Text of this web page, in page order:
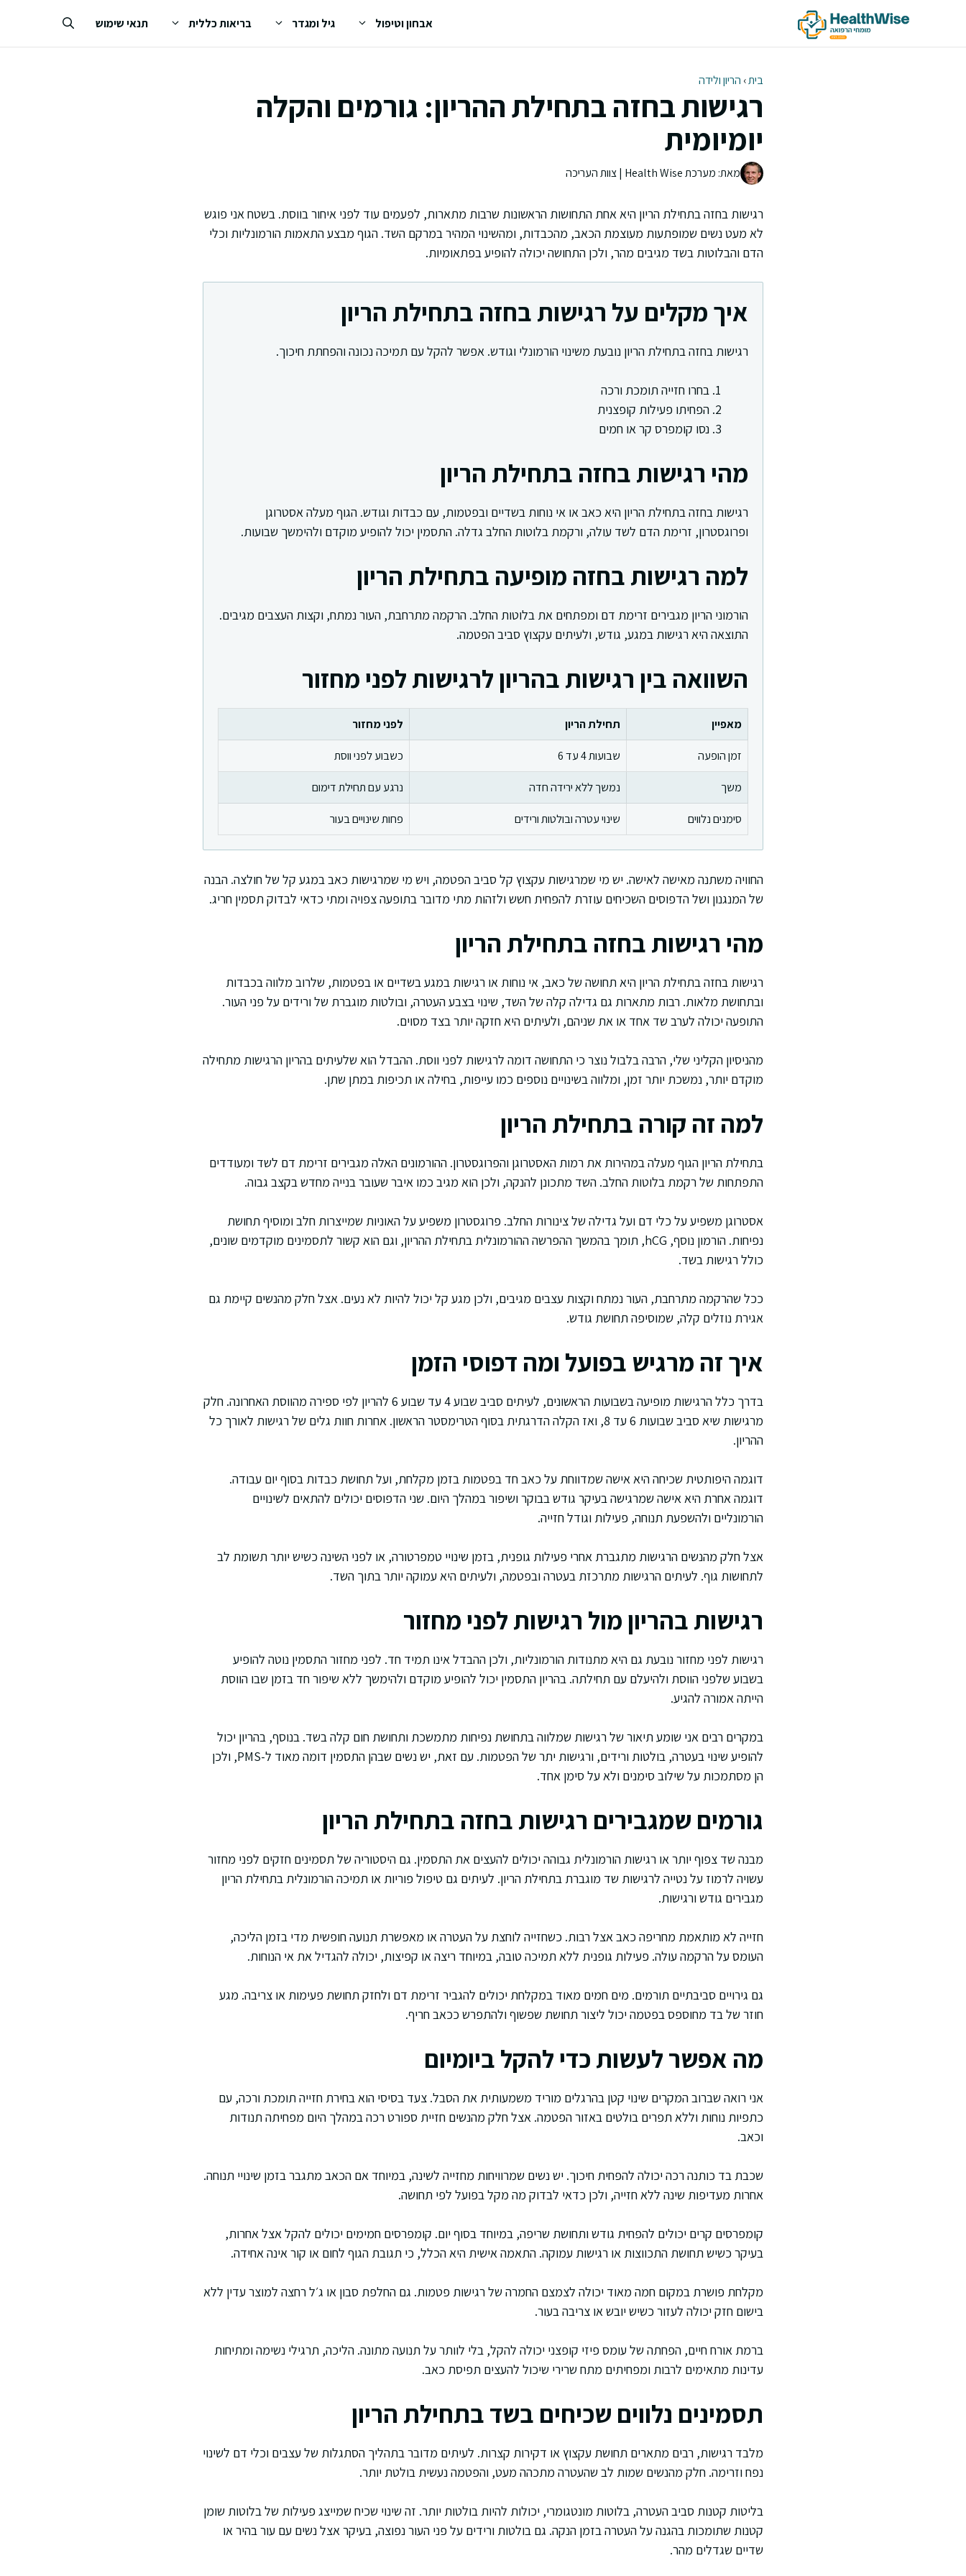
אבחון וטיפול גיל ומגדר בריאות כללית תנאי שימוש
בית› הריון ולידה
רגישות בחזה בתחילת ההריון: גורמים והקלה
יומיומית
מאת: מערכת Health Wise | צוות העריכה
רגישות בחזה בתחילת הריון היא אחת התחושות הראשונות שרבות מתארות, לפעמים עוד לפני איחור בווסת. בשטח אני פוגש
לא מעט נשים שמופתעות מעוצמת הכאב, מהכבדות, ומהשינוי המהיר במרקם השד. הגוף מבצע התאמות הורמונליות וכלי
הדם והבלוטות בשד מגיבים מהר, ולכן התחושה יכולה להופיע בפתאומיות.
איך מקלים על רגישות בחזה בתחילת הריון
רגישות בחזה בתחילת הריון נובעת משינוי הורמונלי וגודש. אפשר להקל עם תמיכה נכונה והפחתת חיכוך.
בחרו חזייה תומכת ורכה
הפחיתו פעילות קופצנית
נסו קומפרס קר או חמים
מהי רגישות בחזה בתחילת הריון
רגישות בחזה בתחילת הריון היא כאב או אי נוחות בשדיים ובפטמות, עם כבדות וגודש. הגוף מעלה אסטרוגן
ופרוגסטרון, זרימת הדם לשד עולה, ורקמת בלוטות החלב גדלה. התסמין יכול להופיע מוקדם ולהימשך שבועות.
למה רגישות בחזה מופיעה בתחילת הריון
הורמוני הריון מגבירים זרימת דם ומפתחים את בלוטות החלב. הרקמה מתרחבת, העור נמתח, וקצות העצבים מגיבים.
התוצאה היא רגישות במגע, גודש, ולעיתים עקצוץ סביב הפטמה.
השוואה בין רגישות בהריון לרגישות לפני מחזור
מאפיין תחילת הריון
לפני מחזור
זמן הופעה
שבועות 4 עד 6
כשבוע לפני ווסת
משך
נמשך ללא ירידה חדה
נרגע עם תחילת דימום
סימנים נלווים
שינוי עטרה ובולטות ורידים פחות שינויים בעור
החוויה משתנה מאישה לאישה. יש מי שמרגישות עקצוץ קל סביב הפטמה, ויש מי שמרגישות כאב במגע קל של חולצה. הבנה
של המנגנון ושל הדפוסים השכיחים עוזרת להפחית חשש ולזהות מתי מדובר בתופעה צפויה ומתי כדאי לבדוק תסמין חריג.
מהי רגישות בחזה בתחילת הריון
רגישות בחזה בתחילת הריון היא תחושה של כאב, אי נוחות או רגישות במגע בשדיים או בפטמות, שלרוב מלווה בכבדות
ובתחושת מלאות. רבות מתארות גם גדילה קלה של השד, שינוי בצבע העטרה, ובולטות מוגברת של ורידים על פני העור.
התופעה יכולה לערב שד אחד או את שניהם, ולעיתים היא חזקה יותר בצד מסוים.
מהניסיון הקליני שלי, הרבה בלבול נוצר כי התחושה דומה לרגישות לפני ווסת. ההבדל הוא שלעיתים בהריון הרגישות מתחילה
מוקדם יותר, נמשכת יותר זמן, ומלווה בשינויים נוספים כמו עייפות, בחילה או תכיפות במתן שתן.
למה זה קורה בתחילת הריון
בתחילת הריון הגוף מעלה במהירות את רמות האסטרוגן והפרוגסטרון. ההורמונים האלה מגבירים זרימת דם לשד ומעודדים
התפתחות של רקמת בלוטות החלב. השד מתכונן להנקה, ולכן הוא מגיב כמו איבר שעובר בנייה מחדש בקצב גבוה.
אסטרוגן משפיע על כלי דם ועל גדילה של צינורות החלב. פרוגסטרון משפיע על האוניות שמייצרות חלב ומוסיף תחושת
נפיחות. הורמון נוסף, hCG, תומך בהמשך ההפרשה ההורמונלית בתחילת ההריון, וגם הוא קשור לתסמינים מוקדמים שונים,
כולל רגישות בשד.
ככל שהרקמה מתרחבת, העור נמתח וקצות עצבים מגיבים, ולכן מגע קל יכול להיות לא נעים. אצל חלק מהנשים קיימת גם
אגירת נוזלים קלה, שמוסיפה תחושת גודש.
איך זה מרגיש בפועל ומה דפוסי הזמן
בדרך כלל הרגישות מופיעה בשבועות הראשונים, לעיתים סביב שבוע 4 עד שבוע 6 להריון לפי ספירה מהווסת האחרונה. חלק
מרגישות שיא סביב שבועות 6 עד 8, ואז הקלה הדרגתית בסוף הטרימסטר הראשון. אחרות חוות גלים של רגישות לאורך כל
ההריון.
דוגמה היפותטית שכיחה היא אישה שמדווחת על כאב חד בפטמות בזמן מקלחת, ועל תחושת כבדות בסוף יום עבודה.
דוגמה אחרת היא אישה שמרגישה בעיקר גודש בבוקר ושיפור במהלך היום. שני הדפוסים יכולים להתאים לשינויים
הורמונליים ולהשפעת תנוחה, פעילות וגודל חזייה.
אצל חלק מהנשים הרגישות מתגברת אחרי פעילות גופנית, בזמן שינויי טמפרטורה, או לפני השינה כשיש יותר תשומת לב
לתחושות גוף. לעיתים הרגישות מתרכזת בעטרה ובפטמה, ולעיתים היא עמוקה יותר בתוך השד.
רגישות בהריון מול רגישות לפני מחזור
רגישות לפני מחזור נובעת גם היא מתנודות הורמונליות, ולכן ההבדל אינו תמיד חד. לפני מחזור התסמין נוטה להופיע
בשבוע שלפני הווסת ולהיעלם עם תחילתה. בהריון התסמין יכול להופיע מוקדם ולהימשך ללא שיפור חד בזמן שבו הווסת
הייתה אמורה להגיע.
במקרים רבים אני שומע תיאור של רגישות שמלווה בתחושת נפיחות מתמשכת ותחושת חום קלה בשד. בנוסף, בהריון יכול
להופיע שינוי בעטרה, בולטות ורידים, ורגישות יתר של הפטמות. עם זאת, יש נשים שבהן התסמין דומה מאוד ל-PMS, ולכן
הן מסתמכות על שילוב סימנים ולא על סימן אחד.
גורמים שמגבירים רגישות בחזה בתחילת הריון
מבנה שד צפוף יותר או רגישות הורמונלית גבוהה יכולים להעצים את התסמין. גם היסטוריה של תסמינים חזקים לפני מחזור
עשויה לרמוז על נטייה לרגישות שד מוגברת בתחילת הריון. לעיתים גם טיפול פוריות או תמיכה הורמונלית בתחילת הריון
מגבירים גודש ורגישות.
חזייה לא מותאמת מחריפה כאב אצל רבות. כשחזייה לוחצת על העטרה או מאפשרת תנועה חופשית מדי בזמן הליכה,
העומס על הרקמה עולה. פעילות גופנית ללא תמיכה טובה, במיוחד ריצה או קפיצות, יכולה להגדיל את אי הנוחות.
גם גירויים סביבתיים תורמים. מים חמים מאוד במקלחת יכולים להגביר זרימת דם ולחזק תחושת פעימות או צריבה. מגע
חוזר של בד מחוספס בפטמה יכול ליצור תחושת שפשוף ולהתפרש ככאב חריף.
מה אפשר לעשות כדי להקל ביומיום
אני רואה שברוב המקרים שינוי קטן בהרגלים מוריד משמעותית את הסבל. צעד בסיסי הוא בחירת חזייה תומכת ורכה, עם
כתפיות נוחות וללא תפרים בולטים באזור הפטמה. אצל חלק מהנשים חזיית ספורט רכה במהלך היום מפחיתה תנודות
וכאב.
שכבת בד כותנה רכה יכולה להפחית חיכוך. יש נשים שמרוויחות מחזייה לשינה, במיוחד אם הכאב מתגבר בזמן שינויי תנוחה.
אחרות מעדיפות שינה ללא חזייה, ולכן כדאי לבדוק מה מקל בפועל לפי תחושה.
קומפרסים קרים יכולים להפחית גודש ותחושת שריפה, במיוחד בסוף יום. קומפרסים חמימים יכולים להקל אצל אחרות,
בעיקר כשיש תחושת התכווצות או רגישות עמוקה. התאמה אישית היא הכלל, כי תגובת הגוף לחום או קור אינה אחידה.
מקלחת פושרת במקום חמה מאוד יכולה לצמצם החמרה של רגישות פטמות. גם החלפת סבון או ג׳ל רחצה למוצר עדין ללא
בישום חזק יכולה לעזור כשיש יובש או צריבה בעור.
ברמת אורח חיים, הפחתה של עומס פיזי קופצני יכולה להקל, בלי לוותר על תנועה מתונה. הליכה, תרגילי נשימה ומתיחות
עדינות מתאימים לרבות ומפחיתים מתח שרירי שיכול להעצים תפיסת כאב.
תסמינים נלווים שכיחים בשד בתחילת הריון
מלבד רגישות, רבים מתארים תחושת עקצוץ או דקירות קצרות. לעיתים מדובר בתהליך הסתגלות של עצבים וכלי דם לשינוי
נפח וזרימה. חלק מהנשים שמות לב שהעטרה מתכהה מעט, והפטמה נעשית בולטת יותר.
בליטות קטנות סביב העטרה, בלוטות מונטגומרי, יכולות להיות בולטות יותר. זה שינוי שכיח שמייצג פעילות של בלוטות שומן
קטנות שתומכות בהגנה על העטרה בזמן הנקה. גם בולטות ורידים על פני העור נפוצה, בעיקר אצל נשים עם עור בהיר או
שדיים שגדלים מהר.